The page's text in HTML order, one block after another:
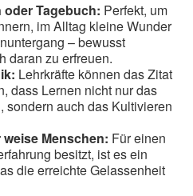
Tagebuch: Perfekt, um
im Alltag kleine Wunder
– bewusst
daran zu erfreuen.
Lehrkräfte können das Zitat
dass Lernen nicht nur das
sondern auch das Kultivieren
Menschen: Für einen
besitzt, ist es ein
die erreichte Gelassenheit